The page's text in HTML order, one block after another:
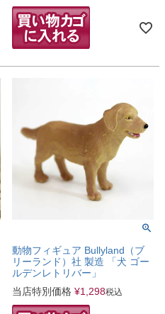
動物フィギュア Bullyland（ブ
リーランド）社 製造 「犬 ゴー
ルデンレトリバー」
当店特別価格 ¥1,298税込